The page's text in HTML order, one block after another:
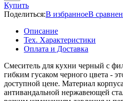
Купить
Поделиться:В избранноеВ
Описание
Тех. Характеристики
Оплата и Доставка
Смеситель для кухни черный с
гибким гусаком черного цвета -
доступной цене. Материал
антивандальной нержавеющей